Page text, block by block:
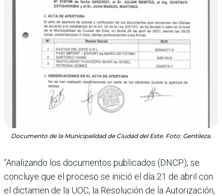
Documento de la Municipalidad de Ciudad del Este. Foto: Gentileza.
“Analizando los documentos publicados (DNCP), se
concluye que el proceso se inició el día 21 de abril con
el dictamen de la UOC, la Resolución de la Autorización,